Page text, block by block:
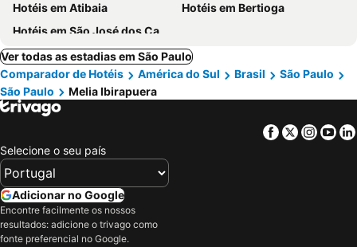
Hotéis em Atibaia
Hotéis em Bertioga
Hotéis em São José dos Campos
Ver todas as estadias em São Paulo
Comparador de Hotéis
América do Sul Brasil
São Paulo
São Paulo
Melia Ibirapuera
Facebook
Twitter
Selecione o seu país
Adicionar no Google
Encontre facilmente os nossos
resultados: adicione o trivago como
fonte preferencial no Google.